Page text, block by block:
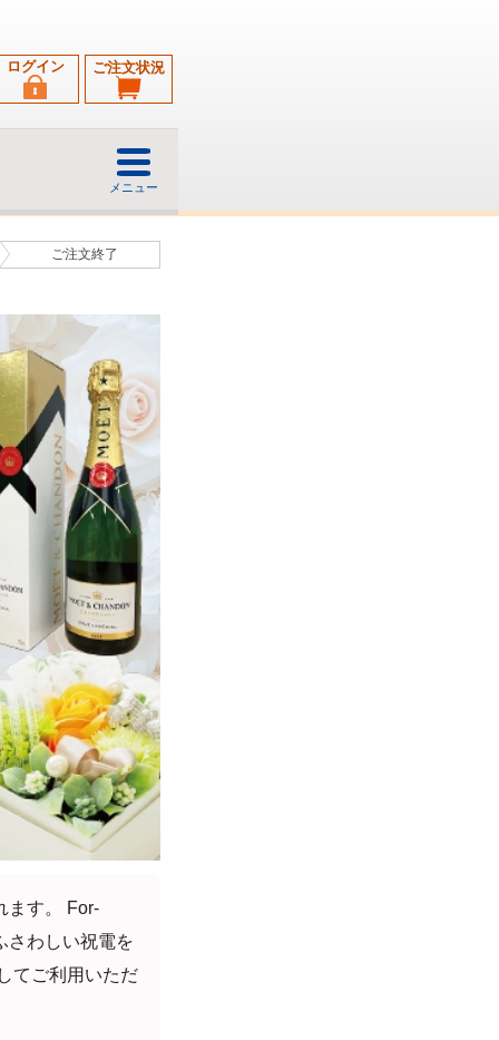
ご注文状況
ログイン
メニュー
ご注文終了
ます。 For-
さわしい祝電を
てご利用いただ